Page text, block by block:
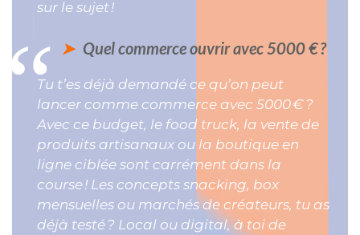
sur le sujet !
Quel commerce ouvrir avec 5000 € ?
Tu t’es déjà demandé ce qu’on peut
lancer comme commerce avec 5000 € ?
Avec ce budget, le food truck, la vente de
produits artisanaux ou la boutique en
ligne ciblée sont carrément dans la
course ! Les concepts snacking, box
mensuelles ou marchés de créateurs, tu as
déjà testé ? Local ou digital, à toi de